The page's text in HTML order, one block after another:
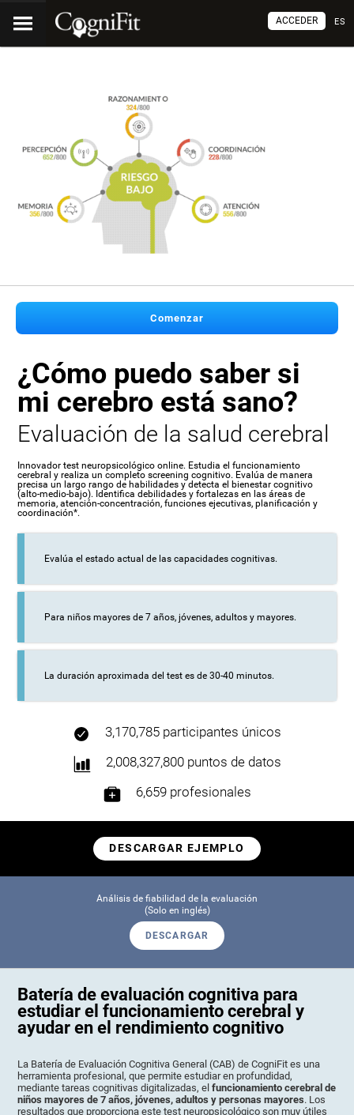
ES
ACCEDER
Comenzar
¿Cómo puedo saber si
mi cerebro está sano?
Evaluación de la salud cerebral
Innovador test neuropsicológico online. Estudia el funcionamiento
cerebral y realiza un completo screening cognitivo. Evalúa de manera
precisa un largo rango de habilidades y detecta el bienestar cognitivo
(alto-medio-bajo). Identifica debilidades y fortalezas en las áreas de
memoria, atención-concentración, funciones ejecutivas, planificación y
coordinación*.
Evalúa el estado actual de las capacidades cognitivas.
Para niños mayores de 7 años, jóvenes, adultos y mayores.
La duración aproximada del test es de 30-40 minutos.
3,170,785 participantes únicos
2,008,327,800 puntos de datos
6,659 profesionales
DESCARGAR EJEMPLO
Análisis de fiabilidad de la evaluación
(Solo en inglés)
DESCARGAR
Batería de evaluación cognitiva para
estudiar el funcionamiento cerebral y
ayudar en el rendimiento cognitivo
La Batería de Evaluación Cognitiva General (CAB) de CogniFit es una
herramienta profesional, que permite estudiar en profundidad,
mediante tareas cognitivas digitalizadas, elfuncionamiento cerebral de
niños mayores de 7 años, jóvenes, adultos y personas mayores. Los
resultados que proporciona este test neuropsicológico son muy útiles